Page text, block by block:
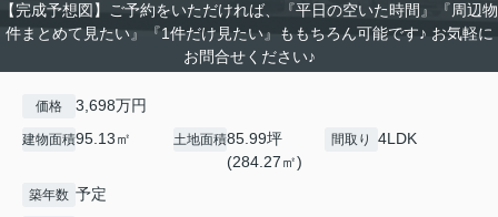
【完成予想図】ご予約をいただければ、『平日の空いた時間』『周辺物
件まとめて見たい』『1件だけ見たい』ももちろん可能です♪ お気軽に
お問合せください♪
価格 3,698万円
建物面積95.13㎡ 土地面積85.99坪
(284.27㎡)
間取り 4LDK
築年数 予定